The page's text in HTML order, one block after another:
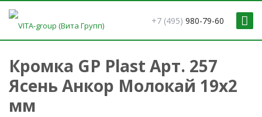
+7 (495) 980-79-60
Кромка GP Plast Арт. 257
Ясень Анкор Молокай 19x2
мм